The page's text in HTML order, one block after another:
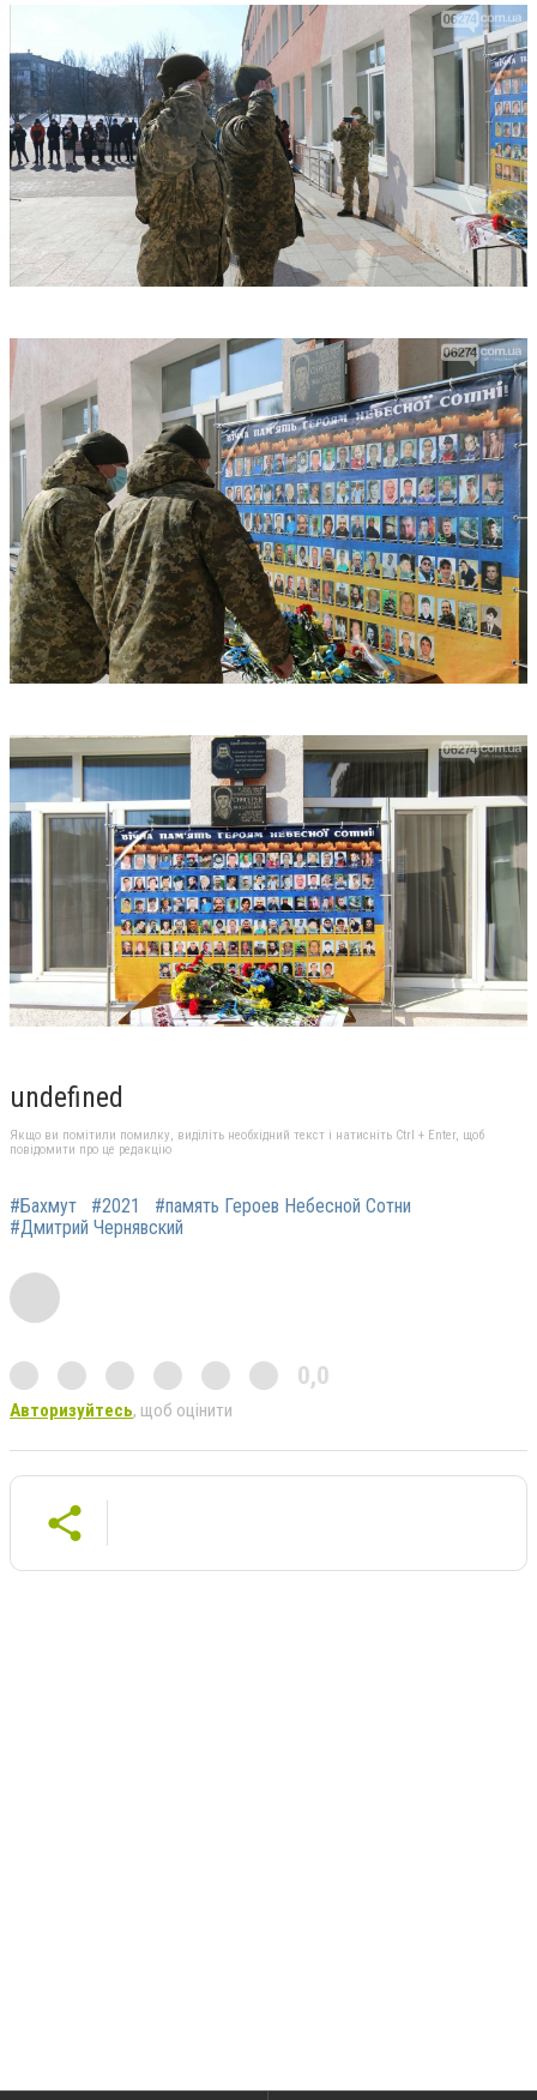
undefined
Якщо ви помітили помилку, виділіть необхідний текст і натисніть Ctrl + Enter, щоб
повідомити про це редакцію
#Бахмут #2021
#память Героев Небесной Сотни
#Дмитрий Чернявский
0,0
Авторизуйтесь, щоб оцінити